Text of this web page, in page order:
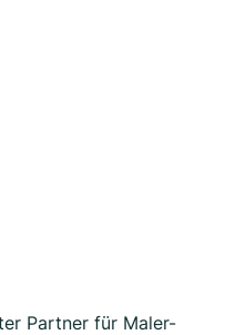
Partner für Maler-